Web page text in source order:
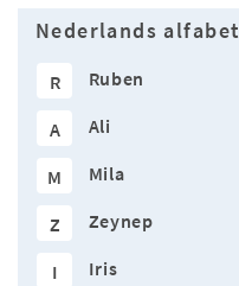
Nederlands alfabet
R Ruben
A Ali
M Mila
Z Zeynep
I Iris